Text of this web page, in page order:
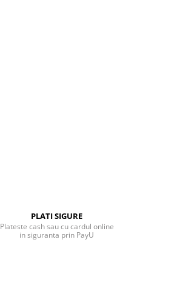
PLATI SIGURE
Plateste cash sau cu cardul online
in siguranta prin PayU